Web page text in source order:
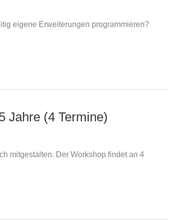
eigene Erweiterungen programmieren?
Jahre (4 Termine)
mitgestalten. Der Workshop findet an 4